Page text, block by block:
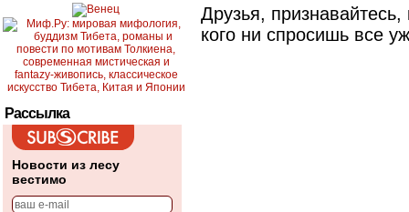
Рассылка
Новости из лесу
вестимо
Друзья,
кого ни спросишь все